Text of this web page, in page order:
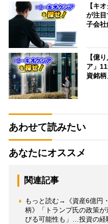
【キ
が注
子会
【億
ア」
資銘
あわせて読みたい
あなたにオススメ
関連記事
もっと読む→《資産6億円
柄》「トランプ氏の政策
びる可能性も」…投資の経